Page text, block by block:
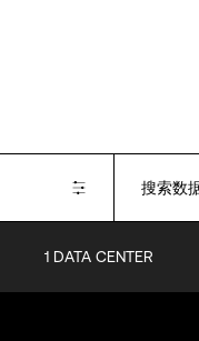
1 DATA CENTER